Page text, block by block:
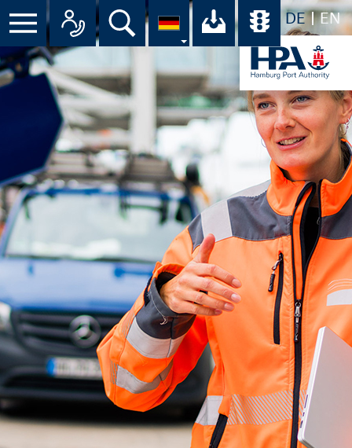
DE EN
Menü Alle Ansprechpartner im
Suche Ihr Download-